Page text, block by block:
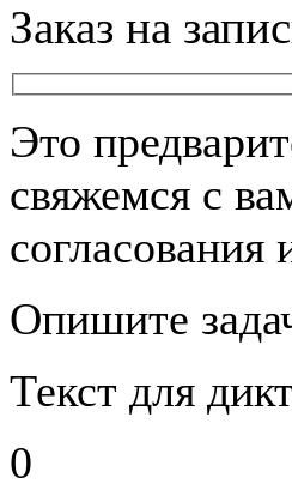
Заказ на
Это
свяжемся с
согласования
Опишите
Текст для
0